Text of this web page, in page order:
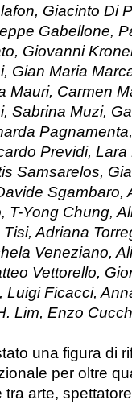
Giacinto Di
Gabellone,
Giovanni
Gian Maria
Mauri, Carmen
Sabrina Muzi,
Previdi, Lara
Samsarelos,
Sgambaro,
Yong Chung,
Adriana
Veneziano,
Vettorello,
Luigi Ficacci,
Lim, Enzo
una figura di
per oltre
arte,